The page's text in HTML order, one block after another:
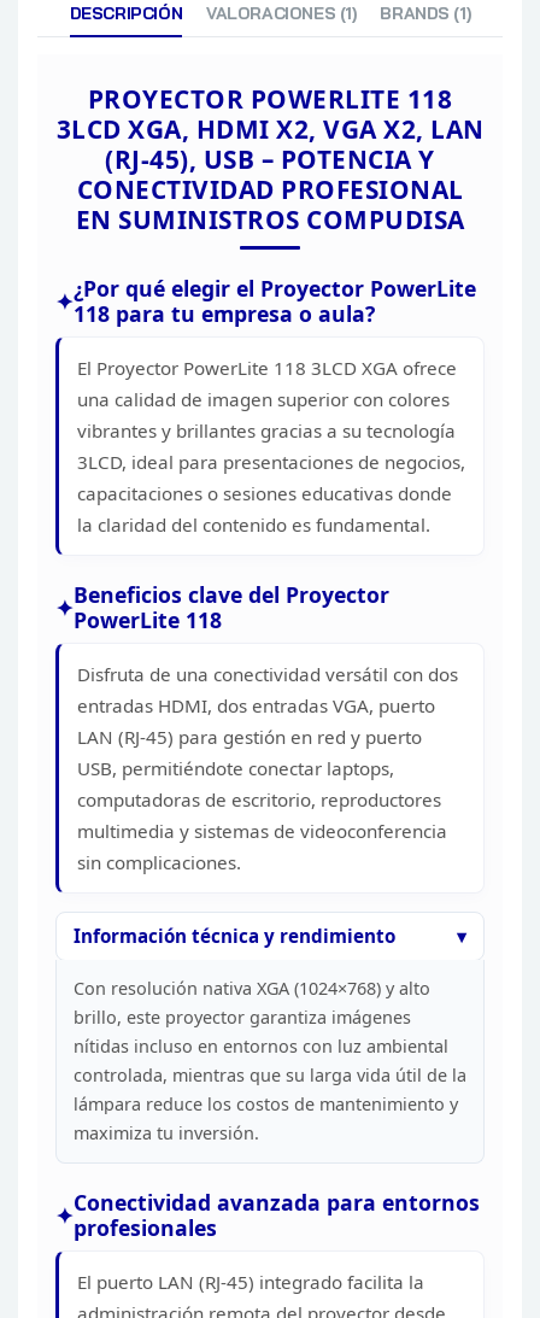
X 1
VOLTAJE DE
TIPO DE
LÁMPARA
mm (ANCHO
PESO: 2.8kg
DESCRIPCIÓN VALORACIONES (1) BRANDS (1)
PROYECTOR POWERLITE 118
3LCD XGA, HDMI X2, VGA X2, LAN
(RJ-45), USB – POTENCIA Y
CONECTIVIDAD PROFESIONAL
EN SUMINISTROS COMPUDISA
¿Por qué elegir el Proyector PowerLite
118 para tu empresa o aula?
El Proyector PowerLite 118 3LCD XGA ofrece
una calidad de imagen superior con colores
vibrantes y brillantes gracias a su tecnología
3LCD, ideal para presentaciones de negocios,
capacitaciones o sesiones educativas donde
la claridad del contenido es fundamental.
Beneficios clave del Proyector
PowerLite 118
Disfruta de una conectividad versátil con dos
entradas HDMI, dos entradas VGA, puerto
LAN (RJ-45) para gestión en red y puerto
USB, permitiéndote conectar laptops,
computadoras de escritorio, reproductores
multimedia y sistemas de videoconferencia
sin complicaciones.
Información técnica y rendimiento
Con resolución nativa XGA (1024×768) y alto
brillo, este proyector garantiza imágenes
nítidas incluso en entornos con luz ambiental
controlada, mientras que su larga vida útil de la
lámpara reduce los costos de mantenimiento y
maximiza tu inversión.
Conectividad avanzada para entornos
profesionales
El puerto LAN (RJ-45) integrado facilita la
administración remota del proyector desde